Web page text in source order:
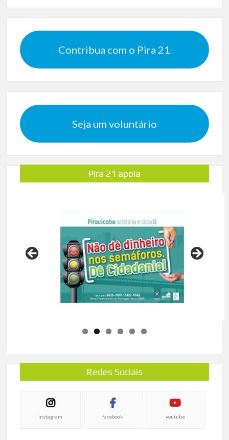
Contribua com o Pira 21
Seja um voluntário
Pira 21 apoia
Redes Sociais
instagram facebook youtube